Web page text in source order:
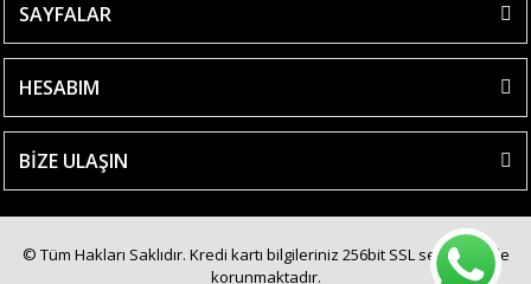
SAYFALAR
HESABIM
BİZE ULAŞIN
© Tüm Hakları Saklıdır. Kredi kartı bilgileriniz 256bit SSL sertifikası ile
korunmaktadır.